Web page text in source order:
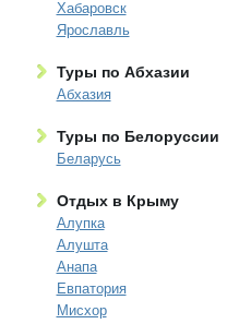
Хабаровск
Ярославль
Туры по Абхазии
Абхазия
Туры по Белоруссии
Беларусь
Отдых в Крыму
Алупка
Алушта
Анапа
Евпатория
Мисхор